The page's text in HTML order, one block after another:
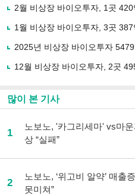
사
유
기
2월 비상장 바이오투자, 1곳
1월 비상장 바이오투자, 3곳 387
2025년 비상장 바이오투자
12월 비상장 바이오투자, 2곳
많이 본 기사
1
노보노, '카그리세마' vs마
상 “실패”
2
노보노, ‘위고비 알약’ 매출
못미쳐”